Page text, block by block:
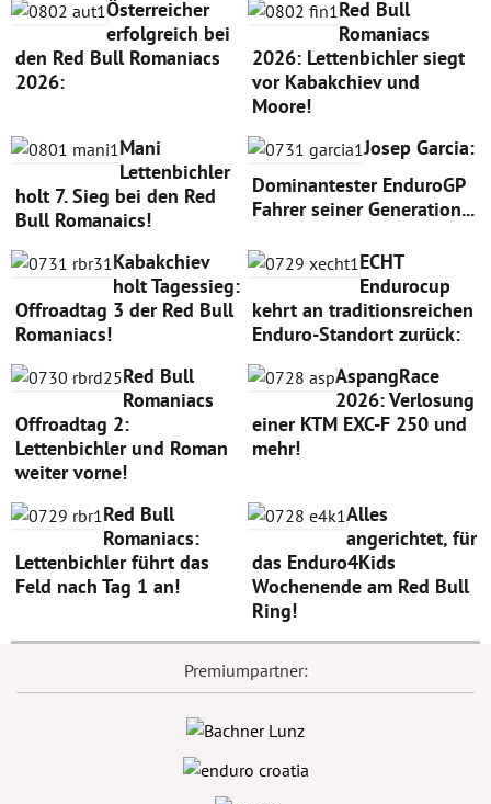
Österreicher
erfolgreich bei
den Red Bull Romaniacs
2026:
Red Bull
Romaniacs
2026: Lettenbichler siegt
vor Kabakchiev und
Moore!
Mani
Lettenbichler
holt 7. Sieg bei den Red
Bull Romanaics!
Josep Garcia:
Dominantester EnduroGP
Fahrer seiner Generation...
Kabakchiev
holt Tagessieg:
Offroadtag 3 der Red Bull
Romaniacs!
ECHT
Endurocup
kehrt an traditionsreichen
Enduro-Standort zurück:
Red Bull
Romaniacs
Offroadtag 2:
Lettenbichler und Roman
weiter vorne!
AspangRace
2026: Verlosung
einer KTM EXC-F 250 und
mehr!
Red Bull
Romaniacs:
Lettenbichler führt das
Feld nach Tag 1 an!
Alles
angerichtet, für
das Enduro4Kids
Wochenende am Red Bull
Ring!
Premiumpartner: